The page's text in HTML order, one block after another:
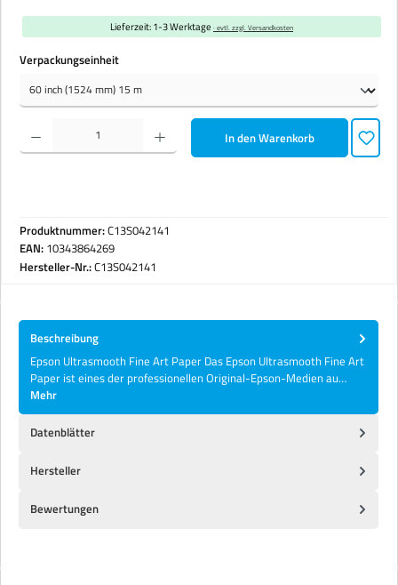
Lieferzeit: 1-3 Werktage · evtl. zzgl. Versandkosten
Verpackungseinheitauswählen
Produkt Anzahl: Gib den gewünschten Wert ein oder benutze die Schaltflächen um die Anzahl zu
In den Warenkorb
Produktnummer:C13S042141
EAN: 10343864269
Hersteller-Nr.:C13S042141
Beschreibung
Epson Ultrasmooth Fine Art Paper Das Epson Ultrasmooth Fine Art
Paper ist eines der professionellen Original-Epson-Medien au…
Mehr
Datenblätter
Hersteller
Bewertungen